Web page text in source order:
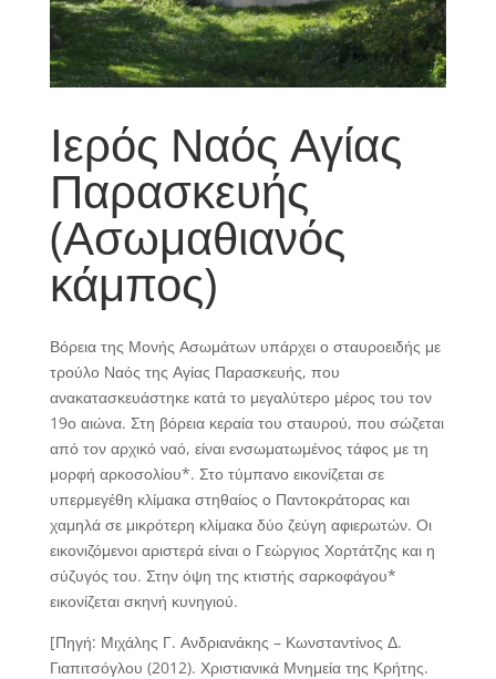
Ιερός Ναός Αγίας
Παρασκευής
(Ασωμαθιανός
κάμπος)
Βόρεια της Μονής Ασωμάτων υπάρχει ο σταυροειδής με
τρούλο Ναός της Αγίας Παρασκευής, που
ανακατασκευάστηκε κατά το μεγαλύτερο μέρος του τον
19ο αιώνα. Στη βόρεια κεραία του σταυρού, που σώζεται
από τον αρχικό ναό, είναι ενσωματωμένος τάφος με τη
μορφή αρκοσολίου*. Στο τύμπανο εικονίζεται σε
υπερμεγέθη κλίμακα στηθαίος ο Παντοκράτορας και
χαμηλά σε μικρότερη κλίμακα δύο ζεύγη αφιερωτών. Οι
εικονιζόμενοι αριστερά είναι ο Γεώργιος Χορτάτζης και η
σύζυγός του. Στην όψη της κτιστής σαρκοφάγου*
εικονίζεται σκηνή κυνηγιού.
[Πηγή: Μιχάλης Γ. Ανδριανάκης – Κωνσταντίνος Δ.
Γιαπιτσόγλου (2012). Χριστιανικά Μνημεία της Κρήτης.